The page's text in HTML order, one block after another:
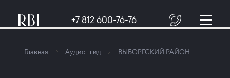
+7 812 600-76-76
Главная Аудио–гид ВЫБОРГСКИЙ РАЙОН